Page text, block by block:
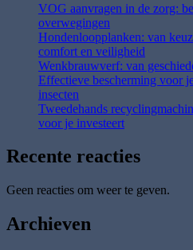
VOG aanvragen in de zorg:
overwegingen
Hondenloopplanken: van
comfort en veiligheid
Wenkbrauwverf: van
Effectieve bescherming voor
insecten
Tweedehands
voor je investeert
Recente reacties
Geen reacties om weer te geven.
Archieven